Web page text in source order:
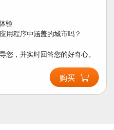
验
用程序中涵盖的城市吗？
您，并实时回答您的好奇心。
购买